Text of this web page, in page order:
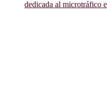
dedicada al microtráfico